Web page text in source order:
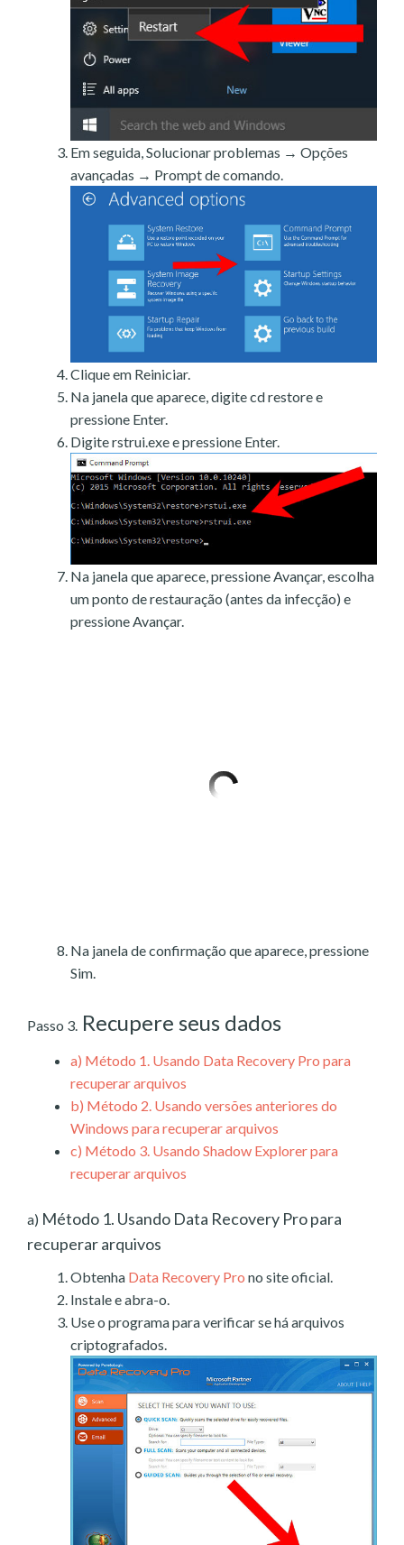
Em seguida, Solucionar problemas → Opções
avançadas → Prompt de comando.
Clique em Reiniciar.
Na janela que aparece, digite cd restore e
pressione Enter.
Digite rstrui.exe e pressione Enter.
Na janela que aparece, pressione Avançar, escolha
um ponto de restauração (antes da infecção) e
pressione Avançar.
Na janela de confirmação que aparece, pressione
Sim.
Passo 3. Recupere seus dados
a) Método 1. Usando Data Recovery Pro para
recuperar arquivos
b) Método 2. Usando versões anteriores do
Windows para recuperar arquivos
c) Método 3. Usando Shadow Explorer para
recuperar arquivos
a) Método 1. Usando Data Recovery Pro para
recuperar arquivos
Obtenha Data Recovery Pro no site oficial.
Instale e abra-o.
Use o programa para verificar se há arquivos
criptografados.